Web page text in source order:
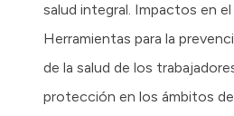
salud integral. Impactos en
Herramientas para la
de la salud de los
protección en los ámbitos